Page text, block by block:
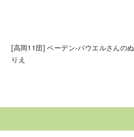
[高岡11団] ベーデン-パウエルさんのぬ
りえ